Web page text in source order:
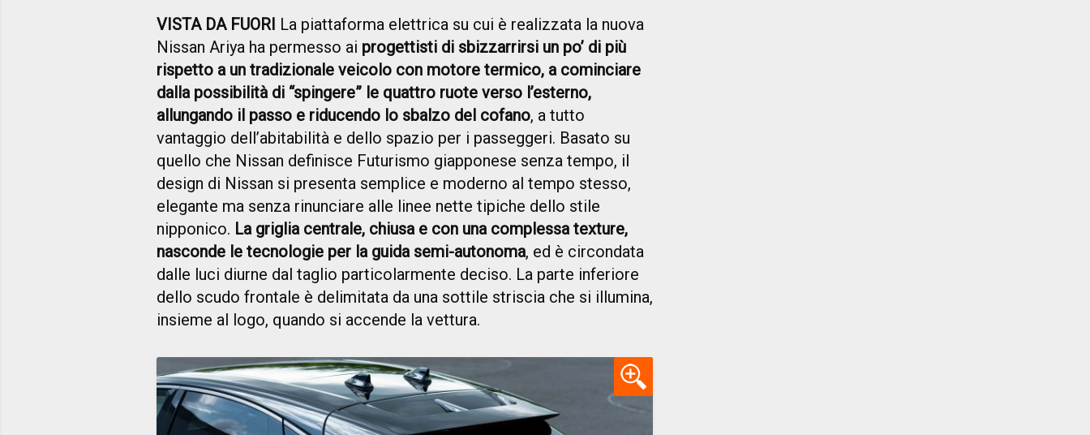
VISTA DA FUORI La piattaforma elettrica su cui è realizzata la nuova
Nissan Ariya ha permesso ai progettisti di sbizzarrirsi un po’ di più
rispetto a un tradizionale veicolo con motore termico, a cominciare
dalla possibilità di “spingere” le quattro ruote verso l’esterno,
allungando il passo e riducendo lo sbalzo del cofano, a tutto
vantaggio dell’abitabilità e dello spazio per i passeggeri. Basato su
quello che Nissan definisce Futurismo giapponese senza tempo, il
design di Nissan si presenta semplice e moderno al tempo stesso,
elegante ma senza rinunciare alle linee nette tipiche dello stile
nipponico. La griglia centrale, chiusa e con una complessa texture,
nasconde le tecnologie per la guida semi-autonoma, ed è circondata
dalle luci diurne dal taglio particolarmente deciso. La parte inferiore
dello scudo frontale è delimitata da una sottile striscia che si illumina,
insieme al logo, quando si accende la vettura.